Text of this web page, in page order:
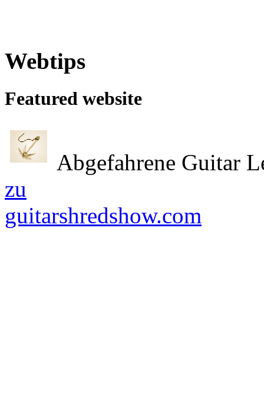
Webtips
Featured website
Abgefahrene Guitar
zu
guitarshredshow.com